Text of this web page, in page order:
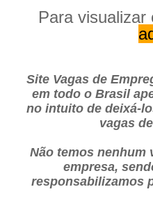
Para visualizar
Site Vagas de
em todo o Brasil
no intuito de deixá-
vagas
Não temos nenhum
empresa,
responsabilizamos